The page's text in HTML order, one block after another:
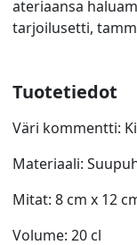
ateriaansa
tarjoilusetti,
Tuotetiedot
Väri kommentti:
Materiaali:
Mitat: 8 cm x 12
Volume: 20 cl